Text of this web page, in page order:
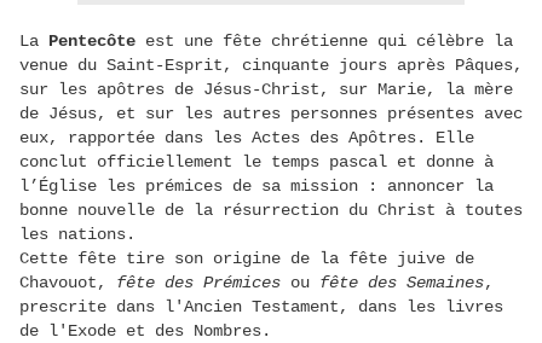
La Pentecôte est une fête chrétienne qui célèbre la
venue du Saint-Esprit, cinquante jours après Pâques,
sur les apôtres de Jésus-Christ, sur Marie, la mère
de Jésus, et sur les autres personnes présentes avec
eux, rapportée dans les Actes des Apôtres. Elle
conclut officiellement le temps pascal et donne à
l’Église les prémices de sa mission : annoncer la
bonne nouvelle de la résurrection du Christ à toutes
les nations.
Cette fête tire son origine de la fête juive de
Chavouot, fête des Prémices ou fête des Semaines,
prescrite dans l'Ancien Testament, dans les livres
de l'Exode et des Nombres.